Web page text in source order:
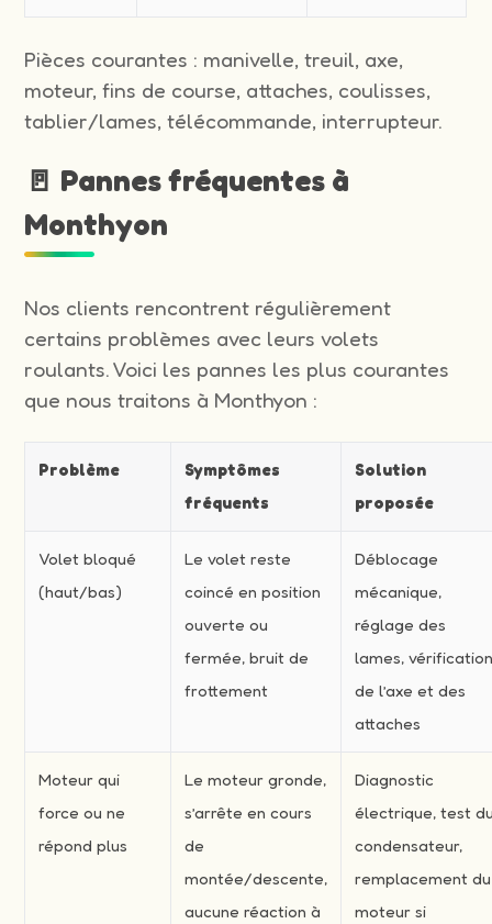
Pièces courantes : manivelle, treuil, axe,
moteur, fins de course, attaches, coulisses,
tablier/lames, télécommande, interrupteur.
🚪 Pannes fréquentes à
Monthyon
Nos clients rencontrent régulièrement
certains problèmes avec leurs volets
roulants. Voici les pannes les plus courantes
que nous traitons à Monthyon :
Problème
Symptômes
fréquents
Solution
proposée
Volet bloqué
(haut/bas)
Le volet reste
coincé en position
ouverte ou
fermée, bruit de
frottement
Déblocage
mécanique,
réglage des
lames,
de l’axe et des
attaches
Moteur qui
force ou ne
répond plus
Le moteur gronde,
s’arrête en cours
de
montée/descente,
aucune réaction à
Diagnostic
électrique, test
condensateur,
remplacement du
moteur si